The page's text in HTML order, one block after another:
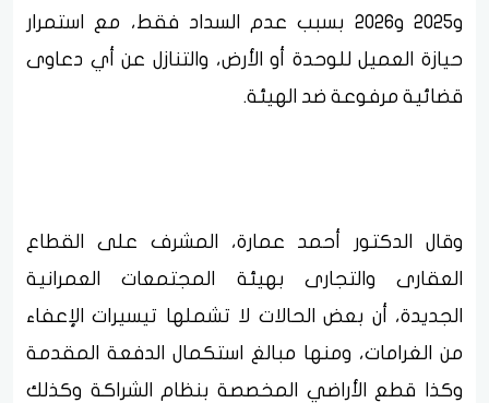
و2025 و2026 بسبب عدم السداد فقط، مع استمرار
حيازة العميل للوحدة أو الأرض، والتنازل عن أي دعاوى
قضائية مرفوعة ضد الهيئة.
وقال الدكتور أحمد عمارة، المشرف على القطاع
العقارى والتجارى بهيئة المجتمعات العمرانية
الجديدة، أن بعض الحالات لا تشملها تيسيرات الإعفاء
من الغرامات، ومنها مبالغ استكمال الدفعة المقدمة
وكذا قطع الأراضي المخصصة بنظام الشراكة وكذلك